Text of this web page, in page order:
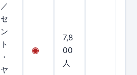
／
セ
ン
ト
・
ヤ
7,8
00
人